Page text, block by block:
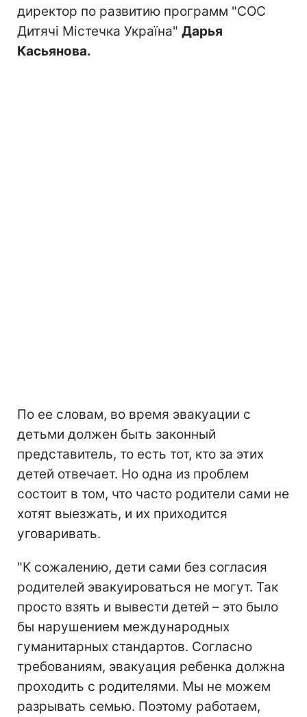
директор по развитию программ "СОС
Дитячі Містечка Україна" Дарья
Касьянова.
По ее словам, во время эвакуации с
детьми должен быть законный
представитель, то есть тот, кто за этих
детей отвечает. Но одна из проблем
состоит в том, что часто родители сами не
хотят выезжать, и их приходится
уговаривать.
"К сожалению, дети сами без согласия
родителей эвакуироваться не могут. Так
просто взять и вывести детей – это было
бы нарушением международных
гуманитарных стандартов. Согласно
требованиям, эвакуация ребенка должна
проходить с родителями. Мы не можем
разрывать семью. Поэтому работаем,